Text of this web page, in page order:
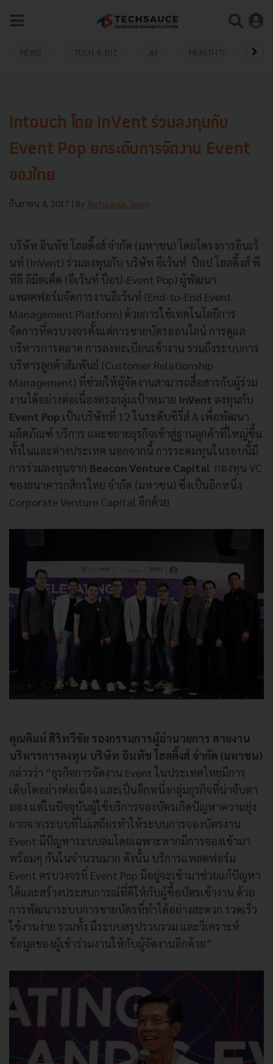
NEWS TECH & BIZ AI HEALTHTECH
Intouch โดย InVent ร่วมลงทุนกับ
Event Pop ยกระดับการจัดงาน Event
ของไทย
กันยายน 4, 2017 | By Techsauce Team
บริษัท อินทัช โฮลดิ้งส์ จำกัด (มหาชน) โดยโครงการอินเว้
นท์ (InVent) ร่วมลงทุนกับ บริษัท อีเว้นท์ ป็อป โฮลดิ้งส์ พี
ทีอี ลิมิตเต็ด (อีเว้นท์ ป็อป-Event Pop) ผู้พัฒนา
แพลตฟอร์มจัดการงานอีเว้นท์ (End-to-End Event
Management Platform) ด้วยการใช้เทคโนโลยีการ
จัดการที่ครบวงจรตั้งแต่การขายบัตรออนไลน์ การดูแล
บริหารการตลาด การลงทะเบียนเข้างาน รวมถึงระบบการ
บริหารลูกค้าสัมพันธ์ (Customer Relationship
Management) ที่ช่วยให้ผู้จัดงานสามารถสื่อสารกับผู้ร่วม
งานได้อย่างต่อเนื่องตรงกลุ่มเป้าหมาย InVent ลงทุนกับ
Event Pop เป็นบริษัทที่ 12 ในระดับซีรี่ส์ A เพื่อพัฒนา
ผลิตภัณฑ์ บริการ และขยายธุรกิจเข้าสู่ฐานลูกค้าที่ใหญ่ขึ้น
ทั้งในและต่างประเทศ นอกจากนี้ การระดมทุนในรอบนี้มี
การร่วมลงทุนจาก Beacon Venture Capital กองทุน VC
ของธนาคารกสิกรไทย จำกัด (มหาชน) ซึ่งเป็นอีกหนึ่ง
Corporate Venture Capital อีกด้วย
คุณคิมห์ สิริทวีชัย รองกรรมการผู้อำนวยการ สายงาน
บริหารการลงทุน บริษัท อินทัช โฮลดิ้งส์ จำกัด (มหาชน)
กล่าวว่า “ธุรกิจการจัดงาน Event ในประเทศไทยมีการ
เติบโตอย่างต่อเนื่อง และเป็นอีกหนึ่งกลุ่มธุรกิจที่น่าจับตา
มอง แต่ในปัจจุบันผู้ใช้บริการจองบัตรเกิดปัญหาความยุ่ง
ยากจากระบบที่ไม่เสถียรทำให้ระบบการจองบัตรงาน
Event มีปัญหาระบบล่มโดยเฉพาะหากมีการจองเข้ามา
พร้อมๆ กันในจำนวนมาก ดังนั้น บริการแพลตฟอร์ม
Event ครบวงจรที่ Event Pop มีอยู่จะเข้ามาช่วยแก้ปัญหา
ได้และสร้างประสบการณ์ที่ดีให้กับผู้ซื้อบัตรเข้างาน ด้วย
การพัฒนาระบบการขายบัตรที่ทำได้อย่างสะดวก รวดเร็ว
ใช้งานง่าย รวมทั้ง มีระบบสรุปรวบรวม และวิเคราะห์
ข้อมูลของผู้เข้าร่วมงานให้กับผู้จัดงานอีกด้วย”